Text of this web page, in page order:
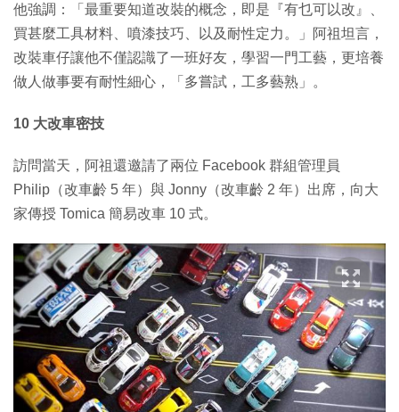
他強調：「最重要知道改裝的概念，即是『有乜可以改』、
買甚麼工具材料、噴漆技巧、以及耐性定力。」阿祖坦言，
改裝車仔讓他不僅認識了一班好友，學習一門工藝，更培養
做人做事要有耐性細心，「多嘗試，工多藝熟」。
10 大改車密技
訪問當天，阿祖還邀請了兩位 Facebook 群組管理員
Philip（改車齡 5 年）與 Jonny（改車齡 2 年）出席，向大
家傳授 Tomica 簡易改車 10 式。